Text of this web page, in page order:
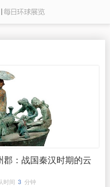
郡：战国秦汉时期的云
时间 3 分钟